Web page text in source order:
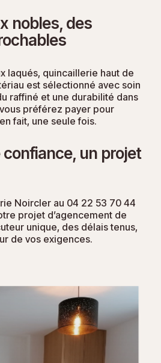
nobles, des
laqués, quincaillerie haut de
est sélectionné avec soin
raffiné et une durabilité dans
préférez payer pour
fait, une seule fois.
un projet
Noircler au 04 22 53 70 44
projet d’agencement de
unique, des délais tenus,
de vos exigences.